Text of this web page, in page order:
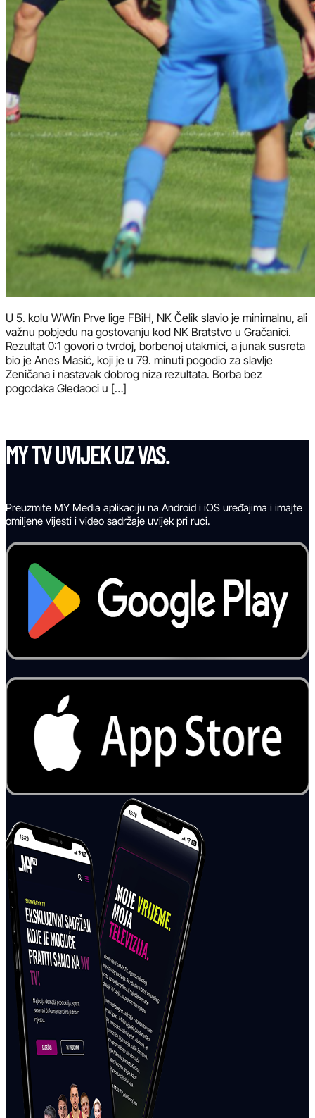
U 5. kolu WWin Prve lige FBiH, NK Čelik slavio je minimalnu, ali
važnu pobjedu na gostovanju kod NK Bratstvo u Gračanici.
Rezultat 0:1 govori o tvrdoj, borbenoj utakmici, a junak susreta
bio je Anes Masić, koji je u 79. minuti pogodio za slavlje
Zeničana i nastavak dobrog niza rezultata. Borba bez
pogodaka Gledaoci u […]
MY TV UVIJEK UZ VAS.
Preuzmite MY Media aplikaciju na Android i iOS uređajima i imajte
omiljene vijesti i video sadržaje uvijek pri ruci.